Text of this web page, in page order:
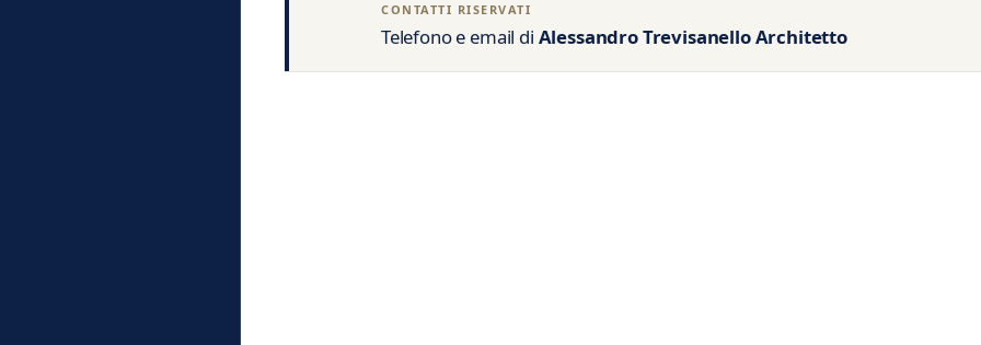
CONTATTI RISERVATI
Telefono e email di Alessandro Trevisanello Architetto